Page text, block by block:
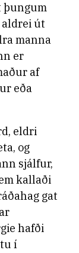
þungum
aldrei út
manna
er
af
eða
eldri
og
sjálfur,
kallaði
gat
hafði
í